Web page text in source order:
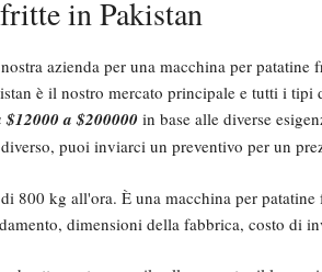
in Pakistan
azienda per una macchina per
è il nostro mercato principale e tutti i
$12000 a $200000 in base alle diverse
puoi inviarci un preventivo per un
800 kg all'ora. È una macchina per
dimensioni della fabbrica, costo di